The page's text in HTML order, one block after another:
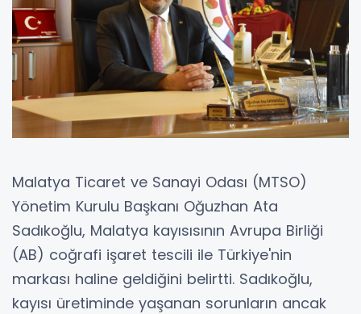
Malatya Ticaret ve Sanayi Odası (MTSO)
Yönetim Kurulu Başkanı Oğuzhan Ata
Sadıkoğlu, Malatya kayısısının Avrupa Birliği
(AB) coğrafi işaret tescili ile Türkiye'nin
markası haline geldiğini belirtti. Sadıkoğlu,
kayısı üretiminde yaşanan sorunların ancak